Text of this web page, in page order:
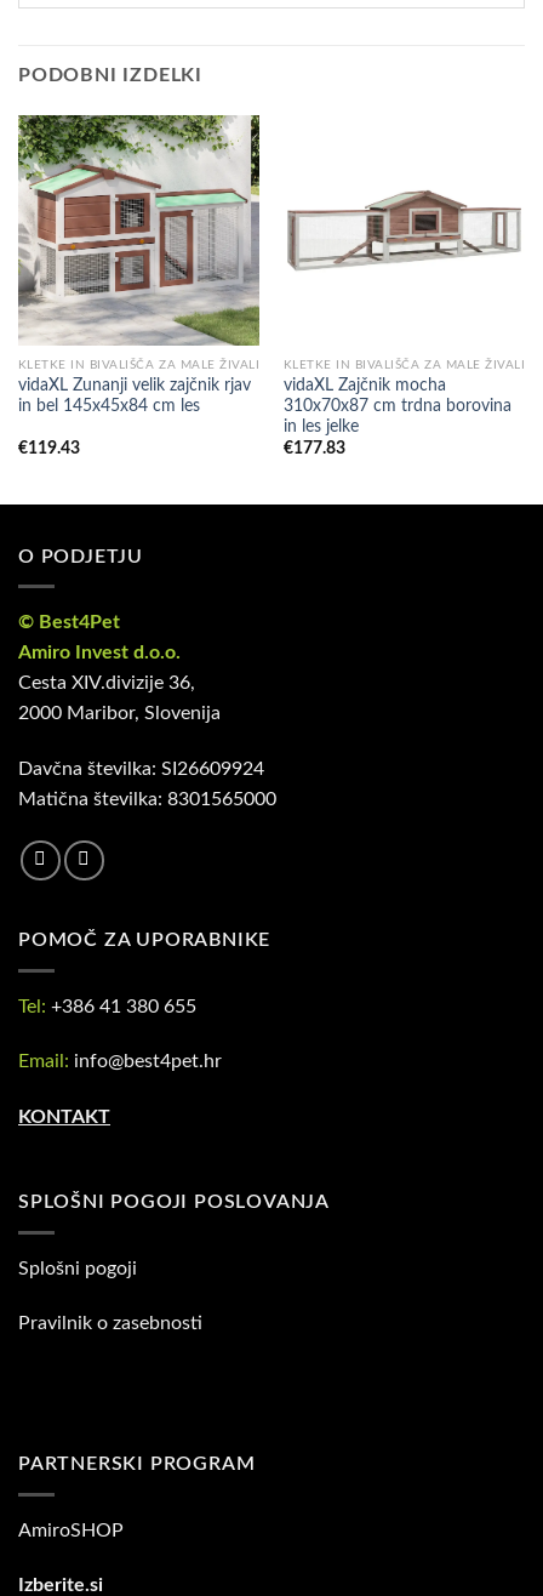
PODOBNI IZDELKI
KLETKE IN BIVALIŠČA ZA MALE ŽIVALI
vidaXL Zunanji velik zajčnik rjav
in bel 145x45x84 cm les
€119.43
KLETKE IN BIVALIŠČA ZA MALE ŽIVALI
vidaXL Zajčnik mocha
310x70x87 cm trdna borovina
in les jelke
€177.83
O PODJETJU
© Best4Pet
Amiro Invest d.o.o.
Cesta XIV.divizije 36,
2000 Maribor, Slovenija
Davčna številka: SI26609924
Matična številka: 8301565000
POMOČ ZA UPORABNIKE
Tel: +386 41 380 655
Email: info@best4pet.hr
KONTAKT
SPLOŠNI POGOJI POSLOVANJA
Splošni pogoji
Pravilnik o zasebnosti
PARTNERSKI PROGRAM
AmiroSHOP
Izberite.si